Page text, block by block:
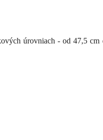
úrovniach - od 47,5